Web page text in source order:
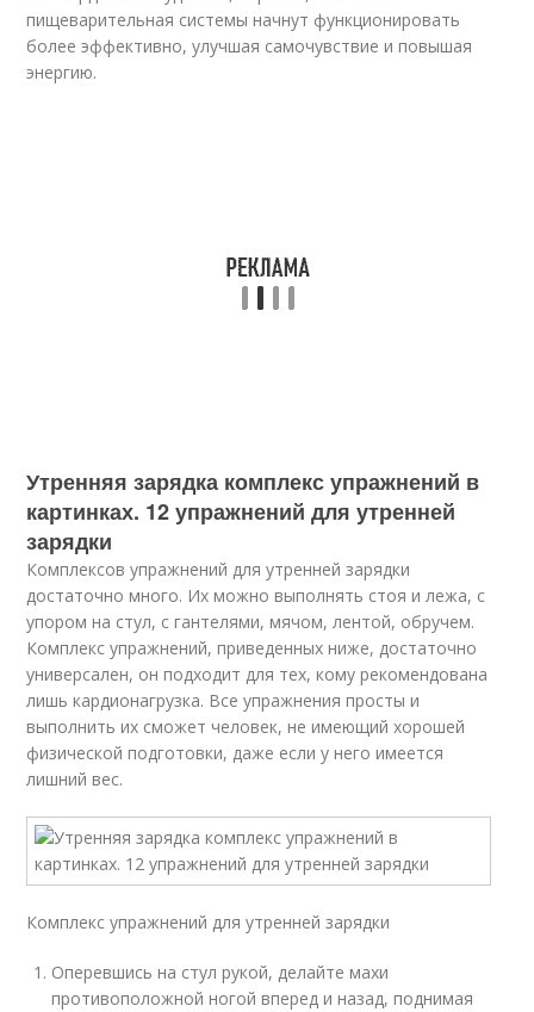
пищеварительная системы начнут функционировать
более эффективно, улучшая самочувствие и повышая
энергию.
Утренняя зарядка комплекс упражнений в
картинках. 12 упражнений для утренней
зарядки
Комплексов упражнений для утренней зарядки
достаточно много. Их можно выполнять стоя и лежа, с
упором на стул, с гантелями, мячом, лентой, обручем.
Комплекс упражнений, приведенных ниже, достаточно
универсален, он подходит для тех, кому рекомендована
лишь кардионагрузка. Все упражнения просты и
выполнить их сможет человек, не имеющий хорошей
физической подготовки, даже если у него имеется
лишний вес.
Комплекс упражнений для утренней зарядки
Оперевшись на стул рукой, делайте махи
противоположной ногой вперед и назад, поднимая